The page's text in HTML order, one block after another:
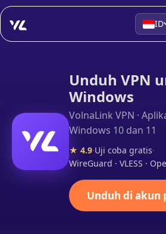
ID
Unduh VPN
Windows
VolnaLink VPN ·
Windows 10 dan 11
★ 4.9·Uji coba gratis·
WireGuard · VLESS ·
Unduh di akun